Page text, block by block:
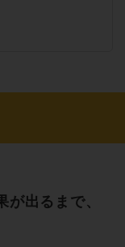
出るまで、